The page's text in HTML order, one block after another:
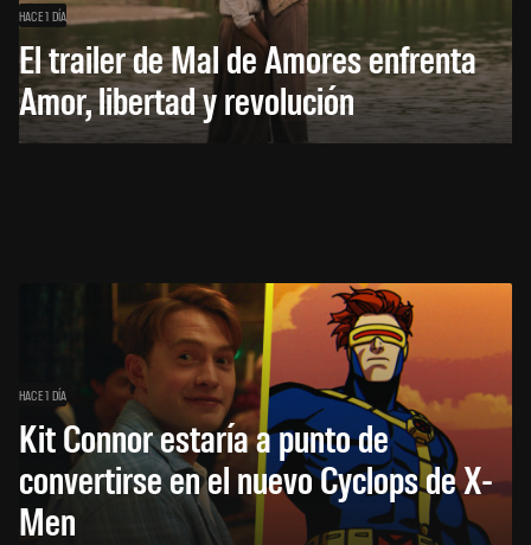
HACE 1 DÍA
El trailer de Mal de Amores enfrenta
Amor, libertad y revolución
HACE 1 DÍA
Kit Connor estaría a punto de
convertirse en el nuevo Cyclops de X-
Men